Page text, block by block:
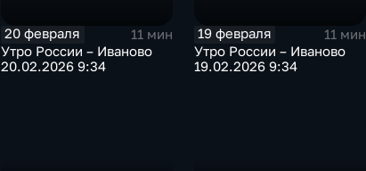
20 февраля
11 мин
Утро России – Иваново
20.02.2026 9:34
19 февраля
11 мин
Утро России – Иваново
19.02.2026 9:34